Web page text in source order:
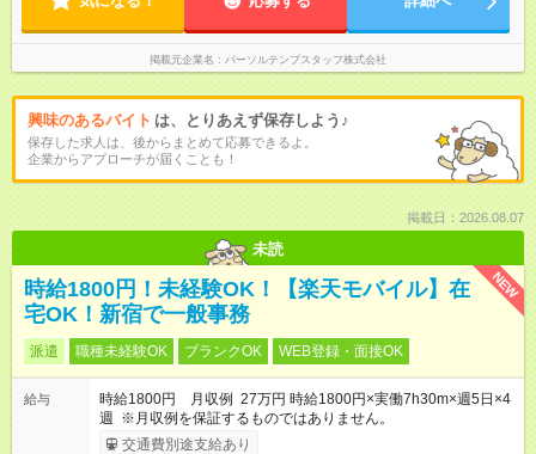
掲載元企業名 パーソルテンプスタッフ株式会社
興味のあるバイト は、とりあえず保存しよう♪
保存した求人は、後からまとめて応募できるよ。
企業からアプローチが届くことも！
掲載日：2026.08.07
未読
NEW
時給1800円！未経験OK！【楽天モバイル】在
宅OK！新宿で一般事務
派遣 職種未経験OK ブランクOK WEB登録・面接OK
給与
時給1800円 月収例 27万円 時給1800円×実働7h30m×週5日×4
週 ※月収例を保証するものではありません。
交通費別途支給あり